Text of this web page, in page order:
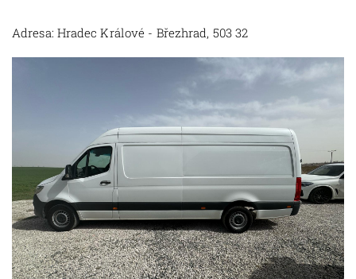
Adresa: Hradec Králové - Březhrad, 503 32